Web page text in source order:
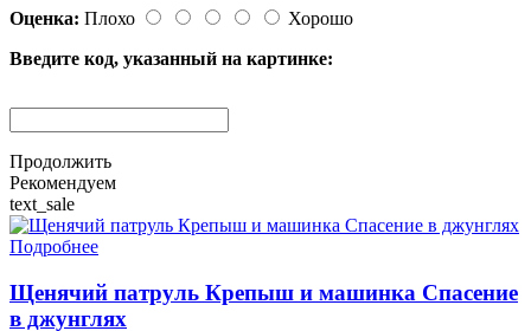
Оценка: Плохо
Хорошо
Введите код, указанный на картинке:
Продолжить
Рекомендуем
text_sale
Подробнее
Щенячий патруль Крепыш и машинка Спасение
в джунглях